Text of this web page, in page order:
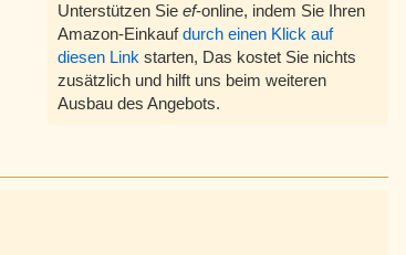
Unterstützen Sie ef-online, indem Sie Ihren
Amazon-Einkaufdurch einen Klick auf
diesen Link starten, Das kostet Sie nichts
zusätzlich und hilft uns beim weiteren
Ausbau des Angebots.